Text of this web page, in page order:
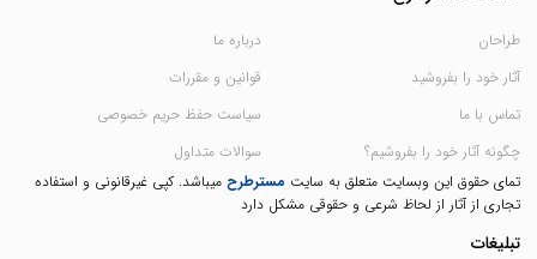
طراحان
آثار خود را بفروشید
تماس با ما
چگونه آثار خود را بفروشیم؟
درباره ما
قوانین و مقررات
سیاست حفظ حریم خصوصی
سوالات متداول
تمای حقوق این وبسایت متعلق به سایت مسترطرح میباشد. کپی غیرقانونی و استفاده
تجاری از آثار از لحاظ شرعی و حقوقی مشکل دارد
تبلیغات